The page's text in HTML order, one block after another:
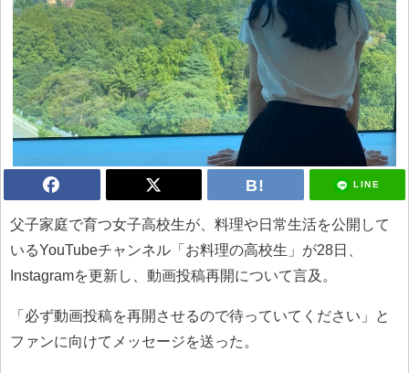
LINE
父子家庭で育つ女子高校生が、料理や日常生活を公開して
いるYouTubeチャンネル「お料理の高校生」が28日、
Instagramを更新し、動画投稿再開について言及。
「必ず動画投稿を再開させるので待っていてください」と
ファンに向けてメッセージを送った。